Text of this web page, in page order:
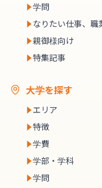
学問
なりたい仕事、職
親御様向け
特集記事
大学を探す
エリア
特徴
学費
学部・学科
学問